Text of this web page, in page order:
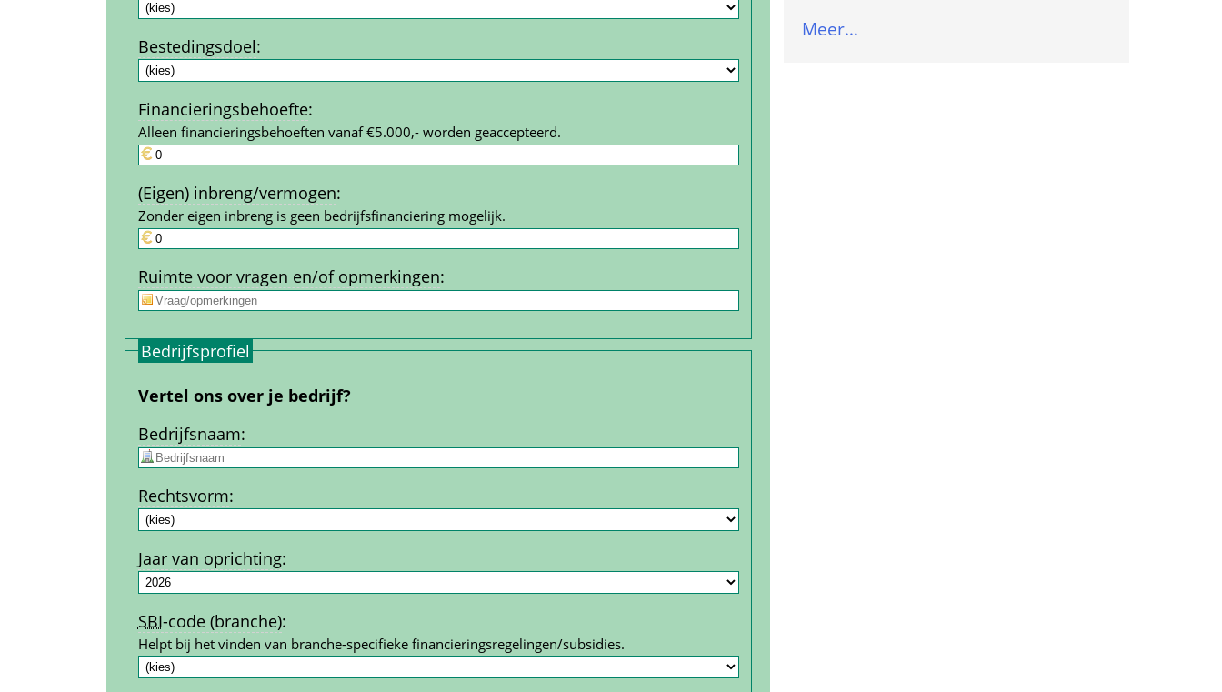
Bestedings­doel:
Financierings­behoefte:
Alleen financieringsbehoeften vanaf €5.000,- worden geaccepteerd.
(Eigen) inbreng/vermogen:
Zonder eigen inbreng is geen bedrijfs­financiering mogelijk.
Ruimte voor vragen en/of opmerkingen:
Bedrijfs­profiel
Vertel ons over je bedrijf?
Bedrijfs­naam:
Rechtsvorm:
Jaar van oprichting:
SBI-code (branche):
Helpt bij het vinden van branche-specifieke financierings­regelingen/subsidies.
Meer…